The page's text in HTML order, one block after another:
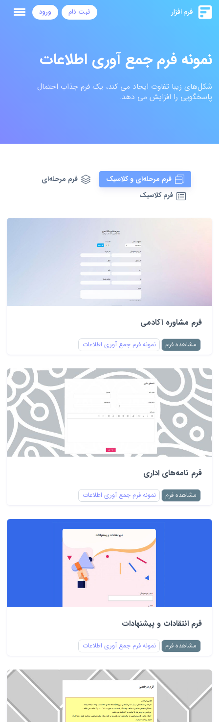
ثبت نام ورود
نمونه فرم جمع آوری اطلاعات
شکل‌های زیبا تفاوت ایجاد می کند، یک فرم جذاب احتمال
پاسخگویی را افزایش می دهد.
فرم مرحله‌ای و کلاسیک
فرم مرحله‌ای
فرم کلاسیک
فرم مشاوره آکادمی
مشاهده فرم نمونه فرم جمع آوری اطلاعات
فرم نامه‌های اداری
مشاهده فرم نمونه فرم جمع آوری اطلاعات
فرم انتقادات و پیشنهادات
مشاهده فرم نمونه فرم جمع آوری اطلاعات